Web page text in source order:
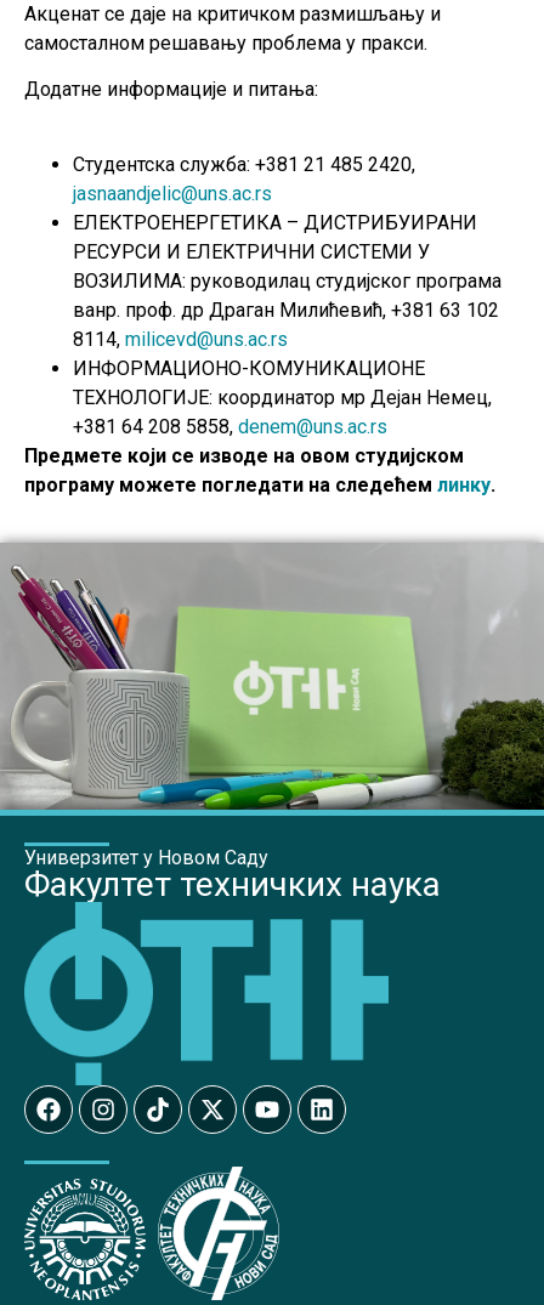
Акценат се даје на критичком размишљању и
самосталном решавању проблема у пракси.
Додатне информације и питања:
Студентска служба: +381 21 485 2420,
jasnaandjelic@uns.ac.rs
ЕЛЕКТРОЕНЕРГЕТИКА – ДИСТРИБУИРАНИ
РЕСУРСИ И ЕЛЕКТРИЧНИ СИСТЕМИ У
ВОЗИЛИМА: руководилац студијског програма
ванр. проф. др Драган Милићевић, +381 63 102
8114, milicevd@uns.ac.rs
ИНФОРМАЦИОНО-КОМУНИКАЦИОНЕ
ТЕХНОЛОГИЈЕ: координатор мр Дејан Немец,
+381 64 208 5858, denem@uns.ac.rs
Предмете који се изводе на овом студијском
програму можете погледати на следећем линку.
Универзитет у Новом Саду
Факултет техничких наука